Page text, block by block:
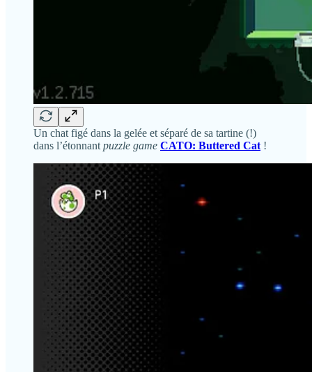
Un chat figé dans la gelée et séparé de sa tartine (!)
dans l’étonnant puzzle game CATO: Buttered Cat !